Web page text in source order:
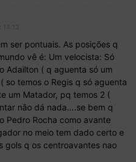
ser pontuais. As posições q
vê é: Um velocista: Só
Adailton ( q aguenta só um
so temos o Regis q só aguenta
um Matador, pq temos 2 (
não dá nada….se bem q
Pedro Rocha como avante
no meio tem dado certo e
gols q os centroavantes nao